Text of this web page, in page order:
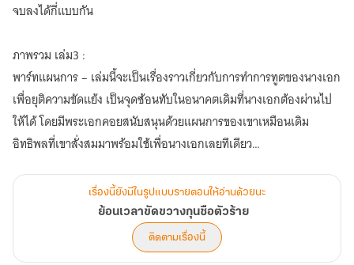
จบลงได้กี่แบบกัน
ภาพรวม เล่ม3 :
พาร์ทแผนการ – เล่มนี้จะเป็นเรื่องราวเกี่ยวกับการทำการทูตของนางเอก
เพื่อยุติความขัดแย้ง เป็นจุดซ้อนทับในอนาคตเดิมที่นางเอกต้องผ่านไป
ให้ได้ โดยมีพระเอกคอยสนับสนุนด้วยแผนการของเขาเหมือนเดิม
อิทธิพลที่เขาสั่งสมมาพร้อมใช้เพื่อนางเอกเลยทีเดียว
พาร์ทความรัก – เป็นบทสรุปความรักของพระนาง ได้เห็นความคืบหน้า
ด้านความรักของนางเอก และพระเอก หลังจากการแลกเปลี่ยน พระเอก
ยังคงมั่นคงกับความรู้สึกของตัวเอง และยังอยู่เคียงข้างนางเอกไม่ไปไหน
เรื่องนี้ยังมีในรูปแบบรายตอนให้อ่านด้วยนะ
ย้อนเวลาขัดขวางกุนซือตัวร้าย
ติดตามเรื่องนี้